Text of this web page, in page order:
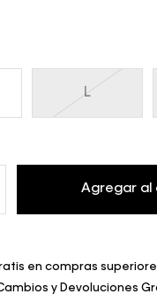
L
Agregar al
en compras
y Devoluciones